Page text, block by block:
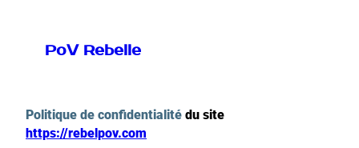
PoV Rebelle
Politique de confidentialité du site
https://rebelpov.com